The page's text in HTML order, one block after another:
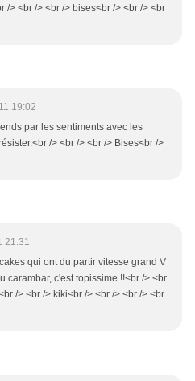
/> <br /> <br /> bises<br /> <br /> <br
19:02
par les sentiments avec les
/> <br /> <br /> Bises<br />
21:31
qui ont du partir vitesse grand V
carambar, c'est topissime !!<br /> <br
/> <br /> kiki<br /> <br /> <br /> <br